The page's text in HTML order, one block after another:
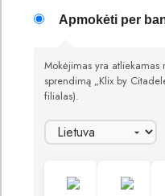
Apmokėti per
Mokėjimas yra
sprendimą „Klix by
filialas).